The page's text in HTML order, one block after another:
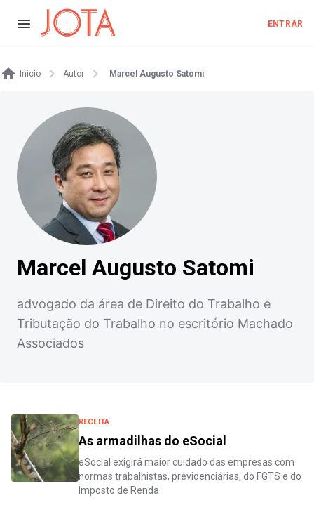
ENTRAR
Início Autor Marcel Augusto Satomi
Marcel Augusto Satomi
advogado da área de Direito do Trabalho e
Tributação do Trabalho no escritório Machado
Associados
RECEITA
As armadilhas do eSocial
eSocial exigirá maior cuidado das empresas com
normas trabalhistas, previdenciárias, do FGTS e do
Imposto de Renda